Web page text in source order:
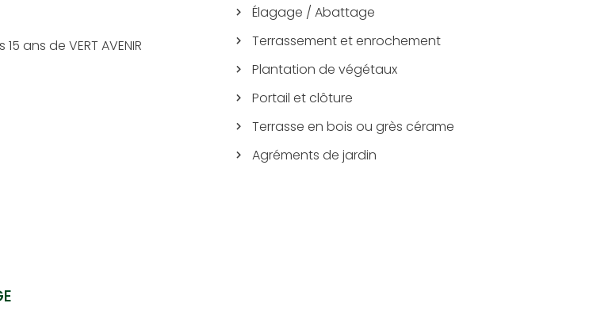
ans de VERT AVENIR
Élagage / Abattage
Terrassement et enrochement
Plantation de végétaux
Portail et clôture
Terrasse en bois ou grès cérame
Agréments de jardin